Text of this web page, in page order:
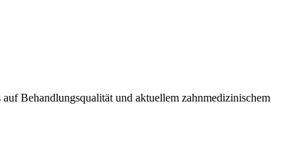
Behandlungsqualität und aktuellem zahnmedizinischem